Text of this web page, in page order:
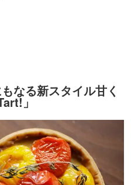
なる新スタイル甘く
」